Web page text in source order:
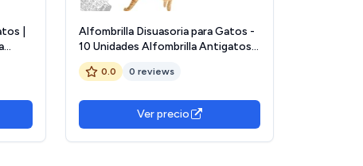
|
Alfombrilla Disuasoria para Gatos -
10 Unidades Alfombrilla Antigatos
Exterior - Accesorios
Adiestramiento Mascotas para
Jardín
0.0 0 reviews
Ver precio